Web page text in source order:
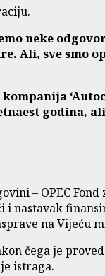
neke
Ali, sve smo
godina,
– OPEC Fond
i nastavak
na Vijeću
čega je
istraga.